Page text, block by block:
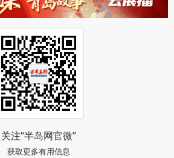
关注“半岛网官微”
获取更多有用信息